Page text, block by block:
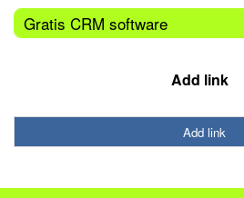
Gratis CRM software
Add link
Add link